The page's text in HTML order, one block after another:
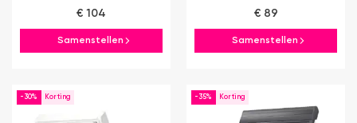
€ 104
Samenstellen
€ 89
Samenstellen
-30% -35%